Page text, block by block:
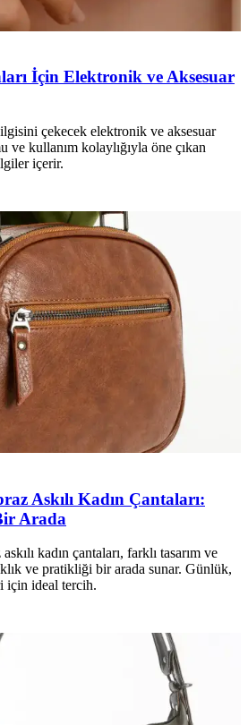
İçin Elektronik ve Aksesuar
çekecek elektronik ve aksesuar
kullanım kolaylığıyla öne çıkan
içerir.
Askılı Kadın Çantaları:
Arada
kadın çantaları, farklı tasarım ve
ve pratikliği bir arada sunar. Günlük,
için ideal tercih.